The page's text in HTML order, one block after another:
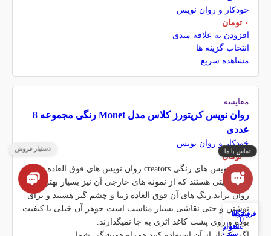
خودکار و روان نویس
۰ تومان
افزودن به علاقه مندی
انتخاب گزینه ها
مشاهده سریع
مقایسه
روان نویس کریتورز کلاس مدل Monet رنگی مجموعه 8
عددی
خودکار و روان نویس
۰ تومان
روان نویس های رنگی creators روان نویس های فوق العاده روان
و با کیفیتی هستند که از نمونه های خارجی آن نیز بسیار بهتر و
روان تراند.رنگ های آن فوق العاده زیبا و چشم گیر هستند و برای
نوشتن و حتی نقاشی بسیار مناسب است.جوهر آن خیلی با کیفیت
بوده و روی پشت کاغذ اثری به جا نمیگذارند.
فروشگاه
فیلترها
0
علاقه مندی
0
موارد
سبد خرید
حساب کاربری من